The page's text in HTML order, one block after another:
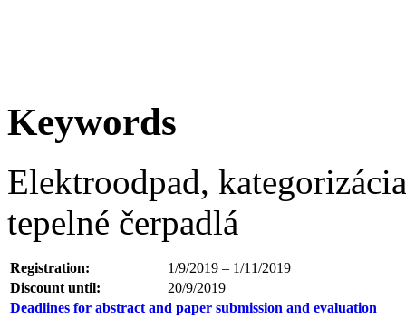
Keywords
Elektroodpad,
tepelné čerpadlá
Registration:
1/9/2019 – 1/11/2019
Discount until:
20/9/2019
Deadlines for abstract and paper submission and evaluation